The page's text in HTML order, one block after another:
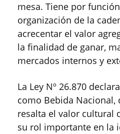
mesa. Tiene por
organización de la
acrecentar el valor
la finalidad de ganar,
mercados internos y
La Ley Nº 26.870
como Bebida Nacional,
resalta el valor cultural
su rol importante en la